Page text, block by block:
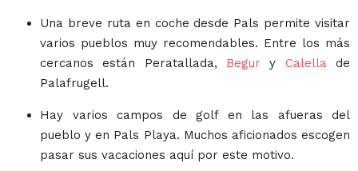
Una breve ruta en coche desde Pals permite visitar
varios pueblos muy recomendables. Entre los más
cercanos están Peratallada, Begur y Calella de
Palafrugell.
Hay varios campos de golf en las afueras del
pueblo y en Pals Playa. Muchos aficionados escogen
pasar sus vacaciones aquí por este motivo.